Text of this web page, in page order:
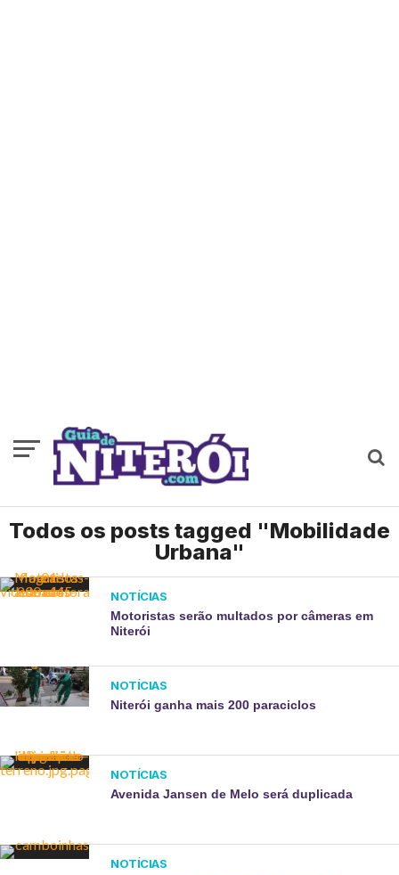
Todos os posts tagged "Mobilidade
Urbana"
NOTÍCIAS
Motoristas serão multados por câmeras em
Niterói
NOTÍCIAS
Niterói ganha mais 200 paraciclos
NOTÍCIAS
Avenida Jansen de Melo será duplicada
NOTÍCIAS